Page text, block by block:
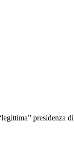
presidenza